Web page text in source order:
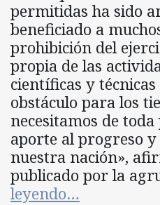
permitidas ha sido
beneficiado a
prohibición del
propia de las
científicas y
obstáculo para los
necesitamos de
aporte al progreso
nuestra nación»,
publicado por la
leyendo…